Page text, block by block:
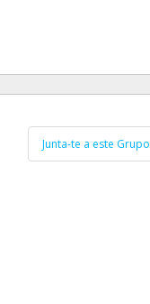
Junta-te a este Grupo